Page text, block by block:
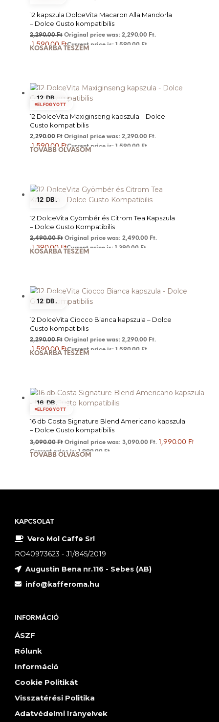
12 kapszula DolceVita Macaron Alla Mandorla
– Dolce Gusto kompatibilis
2,290.00Ft Original price was: 2,290.00 Ft.
1,590.00FtCurrent price is: 1,590.00 Ft.
KOSÁRBA TESZEM
12 DB.
ELFOGYOTT
12 DolceVita Maxiginseng kapszula – Dolce
Gusto kompatibilis
2,290.00Ft Original price was: 2,290.00 Ft.
1,590.00FtCurrent price is: 1,590.00 Ft.
TOVÁBB OLVASOM
12 DB.
12 DolceVita Gyömbér és Citrom Tea Kapszula
– Dolce Gusto Kompatibilis
2,490.00Ft Original price was: 2,490.00 Ft.
1,390.00FtCurrent price is: 1,390.00 Ft.
KOSÁRBA TESZEM
12 DB.
12 DolceVita Ciocco Bianca kapszula – Dolce
Gusto kompatibilis
2,290.00Ft Original price was: 2,290.00 Ft.
1,590.00FtCurrent price is: 1,590.00 Ft.
KOSÁRBA TESZEM
16 DB.
ELFOGYOTT
16 db Costa Signature Blend Americano kapszula
– Dolce Gusto kompatibilis
3,090.00Ft Original price was: 3,090.00 Ft. 1,990.00 Ft
Current price is: 1,990.00 Ft.
TOVÁBB OLVASOM
KAPCSOLAT
Vero Mol Caffe Srl
RO40973623 - J1/845/2019
Augustin Bena nr.116 - Sebes (AB)
info@kafferoma.hu
INFORMÁCIÓ
ÁSZF
Rólunk
Információ
Cookie Politikát
Visszatérési Politika
Adatvédelmi Irányelvek